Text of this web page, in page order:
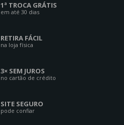
1ª TROCA GRÁTIS
em até 30 dias
RETIRA FÁCIL
na loja física
3× SEM JUROS
no cartão de crédito
SITE SEGURO
pode confiar